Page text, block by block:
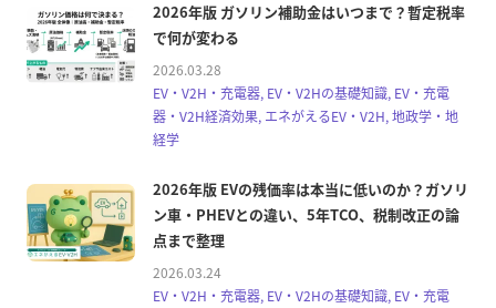
2026年版 ガソリン補助金はいつまで？暫定税率
で何が変わる
2026.03.28
EV・V2H・充電器, EV・V2Hの基礎知識, EV・充電
器・V2H経済効果, エネがえるEV・V2H, 地政学・地
経学
2026年版 EVの残価率は本当に低いのか？ガソリ
ン車・PHEVとの違い、5年TCO、税制改正の論
点まで整理
2026.03.24
EV・V2H・充電器, EV・V2Hの基礎知識, EV・充電